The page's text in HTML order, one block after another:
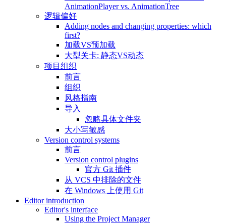
AnimationPlayer vs. AnimationTree
逻辑偏好
Adding nodes and changing properties: which
first?
加载VS预加载
大型关卡: 静态VS动态
项目组织
前言
组织
风格指南
导入
忽略具体文件夹
大小写敏感
Version control systems
前言
Version control plugins
官方 Git 插件
从 VCS 中排除的文件
在 Windows 上使用 Git
Editor introduction
Editor's interface
Using the Project Manager